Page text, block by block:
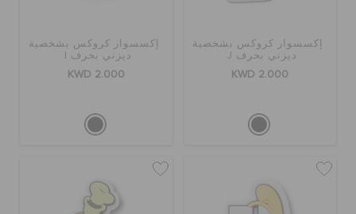
إكسسوار كروكس بشخصية
ديزني بحرف J
KWD 2.000
إكسسوار كروكس بشخصية
ديزني بحرف I
KWD 2.000